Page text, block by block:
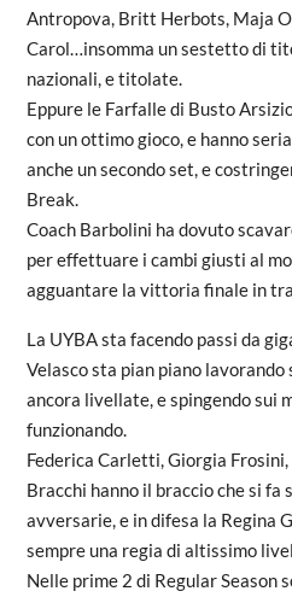
Antropova, Britt Herbots, Maja
Carol…insomma un sestetto di
nazionali, e titolate.
Eppure le Farfalle di Busto
con un ottimo gioco, e hanno
anche un secondo set, e
Break.
Coach Barbolini ha dovuto
per effettuare i cambi giusti al
agguantare la vittoria finale in
La UYBA sta facendo passi da
Velasco sta pian piano
ancora livellate, e spingendo sui
funzionando.
Federica Carletti, Giorgia
Bracchi hanno il braccio che si fa
avversarie, e in difesa la Regina
sempre una regia di altissimo
Nelle prime 2 di Regular Season